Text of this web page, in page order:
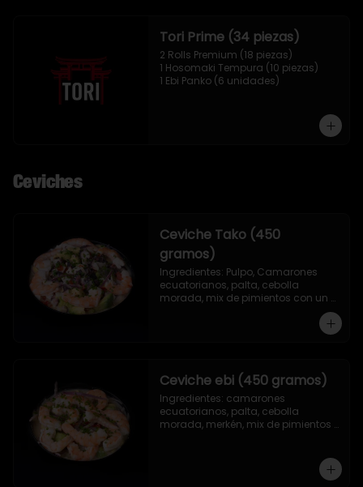
Tori Prime (34 piezas)
2 Rolls Premium (18 piezas)
1 Hosomaki Tempura (10 piezas)
1 Ebi Panko (6 unidades)
Ceviches
Ceviche Tako (450
gramos)
Ingredientes: Pulpo, Camarones
ecuatorianos, palta, cebolla
morada, mix de pimientos con un
toque de ciboulette, merkén, cilantro
Ceviche ebi (450 gramos)
Ingredientes: camarones
ecuatorianos, palta, cebolla
morada, merkén, mix de pimientos